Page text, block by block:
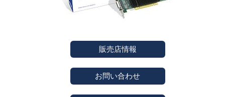
販売店情報
お問い合わせ